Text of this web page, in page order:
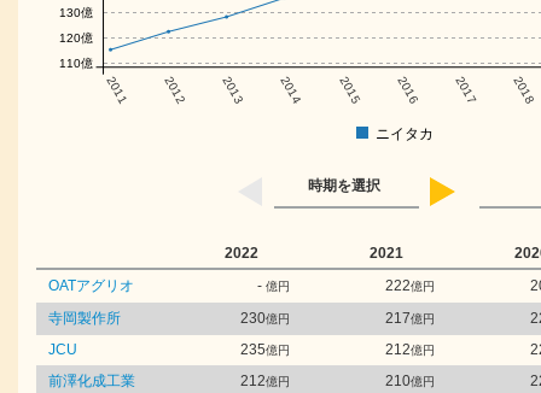
2011 2012 2013 2014 2015 2016 2017 2018
110億
120億
130億
ニイタカ
時期を選択
2022 2021
OATアグリオ
- 億円 222億円
寺岡製作所
230億円 217億円
JCU
235億円 212億円
前澤化成工業
212億円 210億円